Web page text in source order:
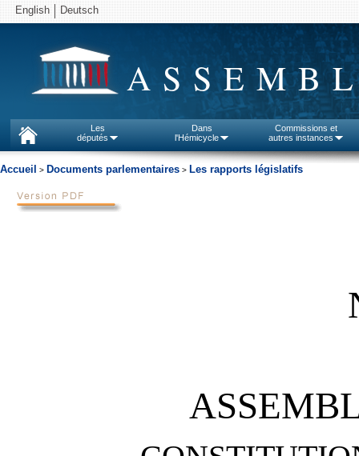
English Deutsch
Les
députés
Dans
l'Hémicycle
Commissions et
autres instances
Accueil > Documents parlementaires > Les rapports législatifs